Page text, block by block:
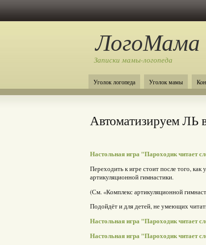
ЛогоМама
Записки мамы-логопеда
Уголок логопеда Уголок мамы
Автоматизируем ЛЬ
Настольная игра "Пароходик читает
Переходить к игре стоит после того,
артикуляционной гимнастики.
(См. «Комплекс артикуляционной
Подойдёт и для детей, не умеющих
Настольная игра "Пароходик читает
Настольная игра "Пароходик читает